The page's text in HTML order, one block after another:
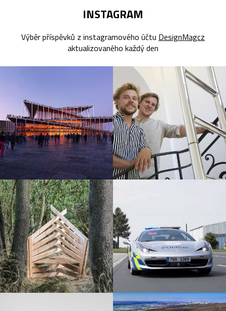
INSTAGRAM
Výběr příspěvků z instagramového účtu DesignMagcz
aktualizovaného každý den